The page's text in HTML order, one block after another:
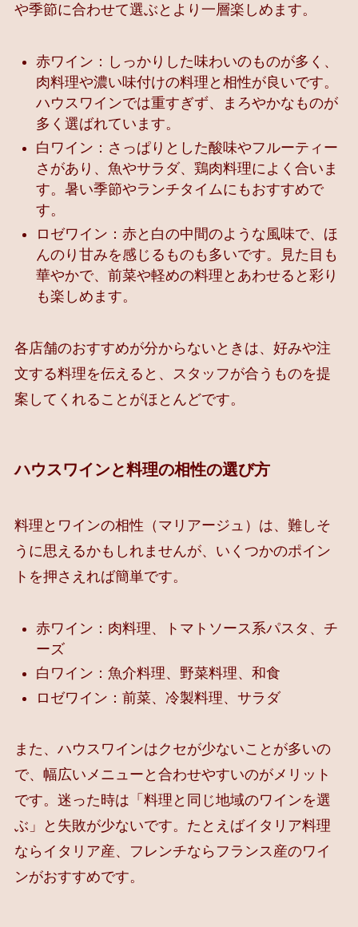
や季節に合わせて選ぶとより一層楽しめます。
赤ワイン：しっかりした味わいのものが多く、
肉料理や濃い味付けの料理と相性が良いです。
ハウスワインでは重すぎず、まろやかなものが
多く選ばれています。
白ワイン：さっぱりとした酸味やフルーティー
さがあり、魚やサラダ、鶏肉料理によく合いま
す。暑い季節やランチタイムにもおすすめで
す。
ロゼワイン：赤と白の中間のような風味で、ほ
んのり甘みを感じるものも多いです。見た目も
華やかで、前菜や軽めの料理とあわせると彩り
も楽しめます。
各店舗のおすすめが分からないときは、好みや注
文する料理を伝えると、スタッフが合うものを提
案してくれることがほとんどです。
ハウスワインと料理の相性の選び方
料理とワインの相性（マリアージュ）は、難しそ
うに思えるかもしれませんが、いくつかのポイン
トを押さえれば簡単です。
赤ワイン：肉料理、トマトソース系パスタ、チ
ーズ
白ワイン：魚介料理、野菜料理、和食
ロゼワイン：前菜、冷製料理、サラダ
また、ハウスワインはクセが少ないことが多いの
で、幅広いメニューと合わせやすいのがメリット
です。迷った時は「料理と同じ地域のワインを選
ぶ」と失敗が少ないです。たとえばイタリア料理
ならイタリア産、フレンチならフランス産のワイ
ンがおすすめです。